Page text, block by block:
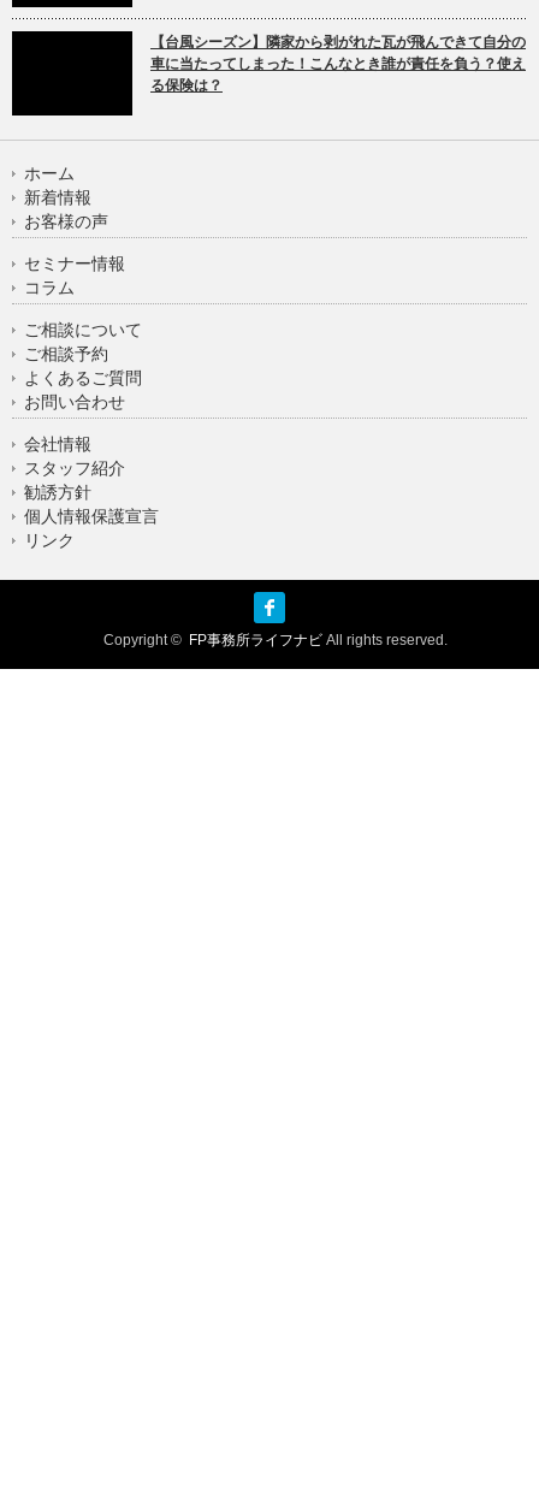
【台風シーズン】隣家から剥がれた瓦が飛んできて自分の
車に当たってしまった！こんなとき誰が責任を負う？使え
る保険は？
ホーム
新着情報
お客様の声
セミナー情報
コラム
ご相談について
ご相談予約
よくあるご質問
お問い合わせ
会社情報
スタッフ紹介
勧誘方針
個人情報保護宣言
リンク
Copyright © FP事務所ライフナビ All rights reserved.